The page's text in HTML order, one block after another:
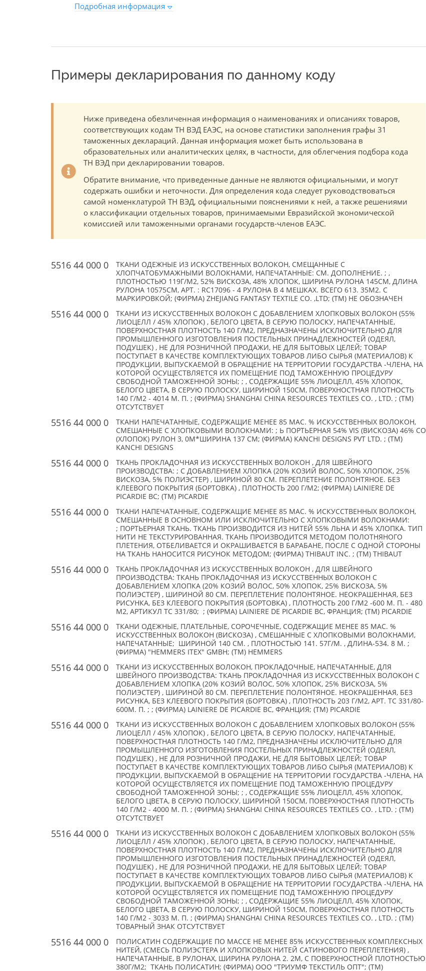
Подробная информация
Примеры декларирования по данному коду
Ниже приведена обезличенная информация о наименованиях и описаниях товаров,
соответствующих кодам ТН ВЭД ЕАЭС, на основе статистики заполнения графы 31
таможенных деклараций. Данная информация может быть использована в
образовательных или аналитических целях, в частности, для облегчения подбора кода
ТН ВЭД при декларировании товаров.
Обратите внимание, что приведенные данные не являются официальными, и могут
содержать ошибки и неточности. Для определения кода следует руководствоваться
самой номенклатурой ТН ВЭД, официальными пояснениями к ней, а также решениями
о классификации отдельных товаров, принимаемыми Евразийской экономической
комиссией или таможенными органами государств-членов ЕАЭС.
5516 44 000 0
ТКАНИ ОДЕЖНЫЕ ИЗ ИСКУССТВЕННЫХ ВОЛОКОН, СМЕЩАННЫЕ С
ХЛОПЧАТОБУМАЖНЫМИ ВОЛОКНАМИ, НАПЕЧАТАННЫЕ: СМ. ДОПОЛНЕНИЕ. ; ,
ПЛОТНОСТЬЮ 119Г/М2, 52% ВИСКОЗА, 48% ХЛОПОК, ШИРИНА РУЛОНА 145СМ, ДЛИНА
РУЛОНА 10575СМ, АРТ. : RC17096 - 4 РУЛОНА В 4 МЕШКАХ. ВСЕГО 613. 35М2. С
МАРКИРОВКОЙ; (ФИРМА) ZHEJIANG FANTASY TEXTILE CO. ,LTD; (TM) НЕ ОБОЗНАЧЕН
5516 44 000 0
ТКАНИ ИЗ ИСКУССТВЕННЫХ ВОЛОКОН С ДОБАВЛЕНИЕМ ХЛОПКОВЫХ ВОЛОКОН (55%
ЛИОЦЕЛЛ / 45% ХЛОПОК) , БЕЛОГО ЦВЕТА, В СЕРУЮ ПОЛОСКУ, НАПЕЧАТАННЫЕ,
ПОВЕРХНОСТНАЯ ПЛОТНОСТЬ 140 Г/М2, ПРЕДНАЗНАЧЕНЫ ИСКЛЮЧИТЕЛЬНО ДЛЯ
ПРОМЫШЛЕННОГО ИЗГОТОВЛЕНИЯ ПОСТЕЛЬНЫХ ПРИНАДЛЕЖНОСТЕЙ (ОДЕЯЛ,
ПОДУШЕК) , НЕ ДЛЯ РОЗНИЧНОЙ ПРОДАЖИ, НЕ ДЛЯ БЫТОВЫХ ЦЕЛЕЙ; ТОВАР
ПОСТУПАЕТ В КАЧЕСТВЕ КОМПЛЕКТУЮЩИХ ТОВАРОВ ЛИБО СЫРЬЯ (МАТЕРИАЛОВ) К
ПРОДУКЦИИ, ВЫПУСКАЕМОЙ В ОБРАЩЕНИЕ НА ТЕРРИТОРИИ ГОСУДАРСТВА -ЧЛЕНА, НА
КОТОРОЙ ОСУЩЕСТВЛЯЕТСЯ ИХ ПОМЕЩЕНИЕ ПОД ТАМОЖЕННУЮ ПРОЦЕДУРУ
СВОБОДНОЙ ТАМОЖЕННОЙ ЗОНЫ; ; , СОДЕРЖАЩИЕ 55% ЛИОЦЕЛЛ, 45% ХЛОПОК,
БЕЛОГО ЦВЕТА, В СЕРУЮ ПОЛОСКУ, ШИРИНОЙ 150СМ, ПОВЕРХНОСТНАЯ ПЛОТНОСТЬ
140 Г/М2 - 4014 М. П. ; (ФИРМА) SHANGHAI CHINA RESOURCES TEXTILES CO. , LTD. ; (TM)
ОТСУТСТВУЕТ
5516 44 000 0
ТКАНИ НАПЕЧАТАННЫЕ, СОДЕРЖАЩИЕ МЕНЕЕ 85 МАС. % ИСКУССТВЕННЫХ ВОЛОКОН,
СМЕШАННЫЕ С ХЛОПКОВЫМИ ВОЛОКНАМИ: ; Ь ПОРТЬЕРНАЯ 54% VIS (ВИСКОЗА) 46% CO
(ХЛОПОК) РУЛОН 3, 0М*ШИРИНА 137 СМ; (ФИРМА) KANCHI DESIGNS PVT LTD. ; (TM)
KANCHI DESIGNS
5516 44 000 0
ТКАНЬ ПРОКЛАДОЧНАЯ ИЗ ИСКУССТВЕННЫХ ВОЛОКОН , ДЛЯ ШВЕЙНОГО
ПРОИЗВОДСТВА: ; С ДОБАВЛЕНИЕМ ХЛОПКА (20% КОЗИЙ ВОЛОС, 50% ХЛОПОК, 25%
ВИСКОЗА, 5% ПОЛИЭСТЕР) , ШИРИНОЙ 80 СМ. ПЕРЕПЛЕТЕНИЕ ПОЛОНТЯНОЕ. БЕЗ
КЛЕЕВОГО ПОКРЫТИЯ (БОРТОВКА) , ПЛОТНОСТЬ 200 Г/М2; (ФИРМА) LAINIERE DE
PICARDIE BC; (TM) PICARDIE
5516 44 000 0
ТКАНИ НАПЕЧАТАННЫЕ, СОДЕРЖАЩИЕ МЕНЕЕ 85 МАС. % ИСКУССТВЕННЫХ ВОЛОКОН,
СМЕШАННЫЕ В ОСНОВНОМ ИЛИ ИСКЛЮЧИТЕЛЬНО С ХЛОПКОВЫМИ ВОЛОКНАМИ:
; ПОРТЬЕРНАЯ ТКАНЬ. ТКАНЬ ПРОИЗВОДИТСЯ ИЗ НИТЕЙ 55% ЛЬНА И 45% ХЛОПКА. ТИП
НИТИ НЕ ТЕКСТУРИРОВАННАЯ. ТКАНЬ ПРОИЗВОДИТСЯ МЕТОДОМ ПОЛОТНЯНОГО
ПЛЕТЕНИЯ, ОТБЕЛИВАЕТСЯ И ОКРАШИВАЕТСЯ В БАРАБАНЕ, ПОСЛЕ С ОДНОЙ СТОРОНЫ
НА ТКАНЬ НАНОСИТСЯ РИСУНОК МЕТОДОМ; (ФИРМА) THIBAUT INC. ; (TM) THIBAUT
5516 44 000 0
ТКАНЬ ПРОКЛАДОЧНАЯ ИЗ ИСКУССТВЕННЫХ ВОЛОКОН , ДЛЯ ШВЕЙНОГО
ПРОИЗВОДСТВА: ТКАНЬ ПРОКЛАДОЧНАЯ ИЗ ИСКУССТВЕННЫХ ВОЛОКОН С
ДОБАВЛЕНИЕМ ХЛОПКА (20% КОЗИЙ ВОЛОС, 50% ХЛОПОК, 25% ВИСКОЗА, 5%
ПОЛИЭСТЕР) , ШИРИНОЙ 80 СМ. ПЕРЕПЛЕТЕНИЕ ПОЛОНТЯНОЕ. НЕОКРАШЕННАЯ, БЕЗ
РИСУНКА, БЕЗ КЛЕЕВОГО ПОКРЫТИЯ (БОРТОВКА) , ПЛОТНОСТЬ 200 Г/М2 -600 М. П. - 480
М2, АРТИКУЛ TC 331/80; ; (ФИРМА) LAINIERE DE PICARDIE BC, ФРАНЦИЯ; (TM) PICARDIE
5516 44 000 0
ТКАНИ ОДЕЖНЫЕ, ПЛАТЕЛЬНЫЕ, СОРОЧЕЧНЫЕ, СОДЕРЖАЩИЕ МЕНЕЕ 85 МАС. %
ИСКУССТВЕННЫХ ВОЛОКОН (ВИСКОЗА) , СМЕШАННЫЕ С ХЛОПКОВЫМИ ВОЛОКНАМИ,
НАПЕЧАТАННЫЕ; ШИРИНОЙ 140 СМ. , ПЛОТНОСТЬЮ 141. 57Г/М. , ДЛИНА-534. 8 М. ;
(ФИРМА) "HEMMERS ITEX" GMBH; (TM) HEMMERS
5516 44 000 0
ТКАНИ ИЗ ИСКУССТВЕННЫХ ВОЛОКОН, ПРОКЛАДОЧНЫЕ, НАПЕЧАТАННЫЕ, ДЛЯ
ШВЕЙНОГО ПРОИЗВОДСТВА: ТКАНЬ ПРОКЛАДОЧНАЯ ИЗ ИСКУССТВЕННЫХ ВОЛОКОН С
ДОБАВЛЕНИЕМ ХЛОПКА (20% КОЗИЙ ВОЛОС, 50% ХЛОПОК, 25% ВИСКОЗА, 5%
ПОЛИЭСТЕР) , ШИРИНОЙ 80 СМ. ПЕРЕПЛЕТЕНИЕ ПОЛОНТЯНОЕ. НЕОКРАШЕННАЯ, БЕЗ
РИСУНКА, БЕЗ КЛЕЕВОГО ПОКРЫТИЯ (БОРТОВКА) , ПЛОТНОСТЬ 203 Г/М2, АРТ. TC 331/80-
600М. П. ; ; (ФИРМА) LAINIERE DE PICARDIE BC, ФРАНЦИЯ; (TM) PICARDIE
5516 44 000 0
ТКАНИ ИЗ ИСКУССТВЕННЫХ ВОЛОКОН С ДОБАВЛЕНИЕМ ХЛОПКОВЫХ ВОЛОКОН (55%
ЛИОЦЕЛЛ / 45% ХЛОПОК) , БЕЛОГО ЦВЕТА, В СЕРУЮ ПОЛОСКУ, НАПЕЧАТАННЫЕ,
ПОВЕРХНОСТНАЯ ПЛОТНОСТЬ 140 Г/М2, ПРЕДНАЗНАЧЕНЫ ИСКЛЮЧИТЕЛЬНО ДЛЯ
ПРОМЫШЛЕННОГО ИЗГОТОВЛЕНИЯ ПОСТЕЛЬНЫХ ПРИНАДЛЕЖНОСТЕЙ (ОДЕЯЛ,
ПОДУШЕК) , НЕ ДЛЯ РОЗНИЧНОЙ ПРОДАЖИ, НЕ ДЛЯ БЫТОВЫХ ЦЕЛЕЙ; ТОВАР
ПОСТУПАЕТ В КАЧЕСТВЕ КОМПЛЕКТУЮЩИХ ТОВАРОВ ЛИБО СЫРЬЯ (МАТЕРИАЛОВ) К
ПРОДУКЦИИ, ВЫПУСКАЕМОЙ В ОБРАЩЕНИЕ НА ТЕРРИТОРИИ ГОСУДАРСТВА -ЧЛЕНА, НА
КОТОРОЙ ОСУЩЕСТВЛЯЕТСЯ ИХ ПОМЕЩЕНИЕ ПОД ТАМОЖЕННУЮ ПРОЦЕДУРУ
СВОБОДНОЙ ТАМОЖЕННОЙ ЗОНЫ; ; , СОДЕРЖАЩИЕ 55% ЛИОЦЕЛЛ, 45% ХЛОПОК,
БЕЛОГО ЦВЕТА, В СЕРУЮ ПОЛОСКУ, ШИРИНОЙ 150СМ, ПОВЕРХНОСТНАЯ ПЛОТНОСТЬ
140 Г/М2 - 4000 М. П. ; (ФИРМА) SHANGHAI CHINA RESOURCES TEXTILES CO. , LTD. ; (TM)
ОТСУТСТВУЕТ
5516 44 000 0
ТКАНИ ИЗ ИСКУССТВЕННЫХ ВОЛОКОН С ДОБАВЛЕНИЕМ ХЛОПКОВЫХ ВОЛОКОН (55%
ЛИОЦЕЛЛ / 45% ХЛОПОК) , БЕЛОГО ЦВЕТА, В СЕРУЮ ПОЛОСКУ, НАПЕЧАТАННЫЕ,
ПОВЕРХНОСТНАЯ ПЛОТНОСТЬ 140 Г/М2, ПРЕДНАЗНАЧЕНЫ ИСКЛЮЧИТЕЛЬНО ДЛЯ
ПРОМЫШЛЕННОГО ИЗГОТОВЛЕНИЯ ПОСТЕЛЬНЫХ ПРИНАДЛЕЖНОСТЕЙ (ОДЕЯЛ,
ПОДУШЕК) , НЕ ДЛЯ РОЗНИЧНОЙ ПРОДАЖИ, НЕ ДЛЯ БЫТОВЫХ ЦЕЛЕЙ; ТОВАР
ПОСТУПАЕТ В КАЧЕСТВЕ КОМПЛЕКТУЮЩИХ ТОВАРОВ ЛИБО СЫРЬЯ (МАТЕРИАЛОВ) К
ПРОДУКЦИИ, ВЫПУСКАЕМОЙ В ОБРАЩЕНИЕ НА ТЕРРИТОРИИ ГОСУДАРСТВА -ЧЛЕНА, НА
КОТОРОЙ ОСУЩЕСТВЛЯЕТСЯ ИХ ПОМЕЩЕНИЕ ПОД ТАМОЖЕННУЮ ПРОЦЕДУРУ
СВОБОДНОЙ ТАМОЖЕННОЙ ЗОНЫ; ; , СОДЕРЖАЩИЕ 55% ЛИОЦЕЛЛ, 45% ХЛОПОК,
БЕЛОГО ЦВЕТА, В СЕРУЮ ПОЛОСКУ, ШИРИНОЙ 150СМ, ПОВЕРХНОСТНАЯ ПЛОТНОСТЬ
140 Г/М2 - 3033 М. П. ; (ФИРМА) SHANGHAI CHINA RESOURCES TEXTILES CO. , LTD. ; (TM)
ТОВАРНЫЙ ЗНАК ОТСУТСТВУЕТ
5516 44 000 0
ПОЛИСАТИН СОДЕРЖАЩИЕ ПО МАССЕ НЕ МЕНЕЕ 85% ИСКУССТВЕННЫХ КОМПЛЕКСНЫХ
НИТЕЙ, (СМЕСЬ ПОЛИЭСТЕРА И ХЛОПКОВЫХ НИТЕЙ САТИНОВОГО ПЕРЕПЛЕТЕНИЯ) ,
НАПЕЧАТАННЫЕ, В РУЛОНАХ, ШИРИНА РУЛОНА 2. 2М, С ПОВЕРХНОСТНОЙ ПЛОТНОСТЬЮ
380Г/М2; ТКАНЬ ПОЛИСАТИН; (ФИРМА) ООО "ТРИУМФ ТЕКСТИЛЬ ОПТ"; (TM)